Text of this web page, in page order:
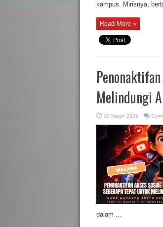
kampus. Mirisnya,
Read More »
Melindungi
30 March 2026
dalam ...